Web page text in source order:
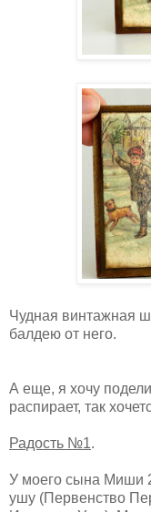
Чудная винтажная
балдею от него.
А еще, я хочу
распирает, так
Радость №1.
У моего сына Миши
ушу (Первенство